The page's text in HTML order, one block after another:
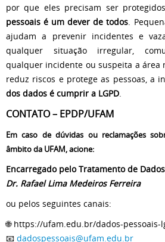
por que eles precisam ser
pessoais é um dever de todos.
ajudam a prevenir incidentes e
qualquer situação irregular,
qualquer incidente ou suspeita a área
reduz riscos e protege as pessoas, a
dos dados é cumprir a LGPD.
CONTATO – EPDP/UFAM
Em caso de dúvidas ou reclamações
âmbito da UFAM, acione:
Encarregado pelo Tratamento de
Dr. Rafael Lima Medeiros Ferreira
ou pelos seguintes canais:
🌐 https://ufam.edu.br/dados-pessoais-
📧 dadospessoais@ufam.edu.br